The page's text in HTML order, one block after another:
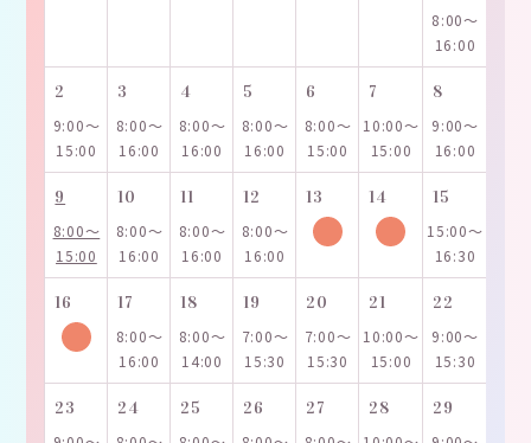
8:00～
16:00
2
9:00～
15:00
3
8:00～
16:00
4
8:00～
16:00
5
8:00～
16:00
6
8:00～
15:00
7
10:00～
15:00
8
9:00～
16:00
9
8:00～
15:00
10
8:00～
16:00
11
8:00～
16:00
12
8:00～
16:00
13 14
15
15:00～
16:30
16
17
8:00～
16:00
18
8:00～
14:00
19
7:00～
15:30
20
7:00～
15:30
21
10:00～
15:00
22
9:00～
15:30
23
24
25
26
27
28
29